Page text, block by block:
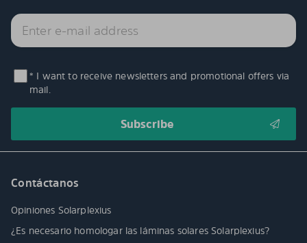
* I want to receive newsletters and promotional offers via
mail.
Contáctanos
Opiniones Solarplexius
¿Es necesario homologar las láminas solares Solarplexius?